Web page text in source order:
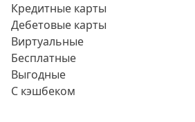
Кредитные карты
Дебетовые карты
Виртуальные
Бесплатные
Выгодные
С кэшбеком